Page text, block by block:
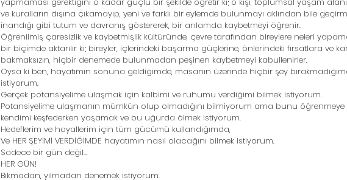
ve kuralların dışına çıkamayıp, yeni ve farklı bir eylemde bulunmayı aklından bile
inandığı gibi tutum ve davranış göstererek, bir anlamda kaybetmeyi öğrenir.
Öğrenilmiş çaresizlik ve kaybetmişlik kültüründe, çevre tarafından bireylere neleri
bir biçimde aktarılır ki; bireyler, içlerindeki başarma güçlerine, önlerindeki fırsatlara ve
bakmaksızın, hiçbir denemede bulunmadan peşinen kaybetmeyi kabullenirler.
Oysa ki ben, hayatımın sonuna geldiğimde, masanın üzerinde hiçbir şey
istiyorum.
Gerçek potansiyelime ulaşmak için kalbimi ve ruhumu verdiğimi bilmek istiyorum.
Potansiyelime ulaşmanın mümkün olup olmadığını bilmiyorum ama bunu öğrenmeye
kendimi keşfederken yaşamak ve bu uğurda ölmek istiyorum.
Hedeflerim ve hayallerim için tüm gücümü kullandığımda,
Ve HER ŞEYİMİ VERDİĞİMDE hayatımın nasıl olacağını bilmek istiyorum.
Sadece bir gün değil…
HER GÜN!
Bıkmadan, yılmadan denemek istiyorum.